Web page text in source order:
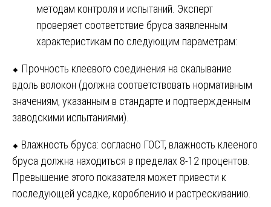
методам контроля и испытаний. Эксперт
проверяет соответствие бруса заявленным
характеристикам по следующим параметрам:
⬥ Прочность клеевого соединения на скалывание
вдоль волокон (должна соответствовать нормативным
значениям, указанным в стандарте и подтвержденным
заводскими испытаниями).
⬥ Влажность бруса: согласно ГОСТ, влажность клееного
бруса должна находиться в пределах 8-12 процентов.
Превышение этого показателя может привести к
последующей усадке, короблению и растрескиванию.